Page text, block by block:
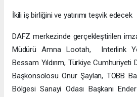
İkili iş birliğini ve yatırımı teşvik edecek
DAFZ merkezinde gerçekleştirilen
Müdürü Amna Lootah, Interlink
Bessam Yıldırım, Türkiye
Başkonsolosu Onur Şaylan, TOBB
Bölgesi Sanayi Odası Başkanı